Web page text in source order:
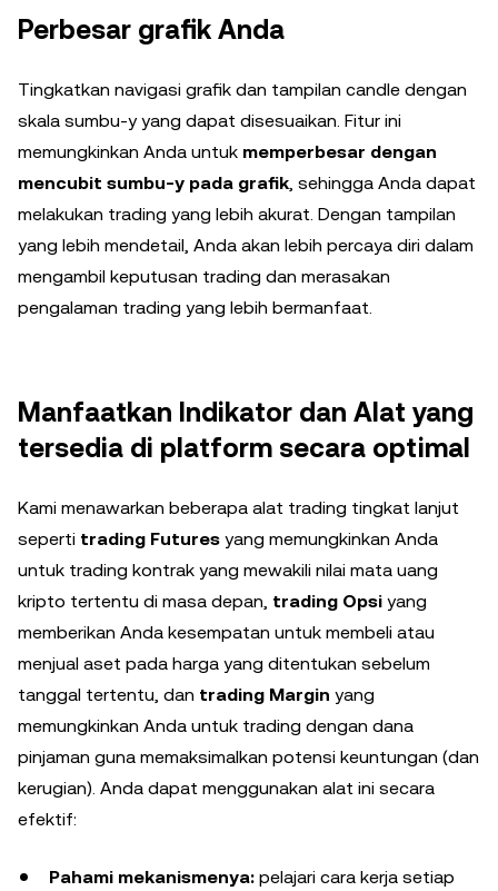
Perbesar grafik Anda
Tingkatkan navigasi grafik dan tampilan candle dengan
skala sumbu-y yang dapat disesuaikan. Fitur ini
memungkinkan Anda untuk memperbesar dengan
mencubit sumbu-y pada grafik, sehingga Anda dapat
melakukan trading yang lebih akurat. Dengan tampilan
yang lebih mendetail, Anda akan lebih percaya diri dalam
mengambil keputusan trading dan merasakan
pengalaman trading yang lebih bermanfaat.
Manfaatkan Indikator dan Alat yang
tersedia di platform secara optimal
Kami menawarkan beberapa alat trading tingkat lanjut
seperti trading Futures yang memungkinkan Anda
untuk trading kontrak yang mewakili nilai mata uang
kripto tertentu di masa depan, trading Opsi yang
memberikan Anda kesempatan untuk membeli atau
menjual aset pada harga yang ditentukan sebelum
tanggal tertentu, dan trading Margin yang
memungkinkan Anda untuk trading dengan dana
pinjaman guna memaksimalkan potensi keuntungan (dan
kerugian). Anda dapat menggunakan alat ini secara
efektif:
Pahami mekanismenya: pelajari cara kerja setiap